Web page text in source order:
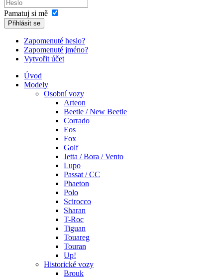
Pamatuj si mě
Přihlásit se
Zapomenuté heslo?
Zapomenuté jméno?
Vytvořit účet
Úvod
Modely
Osobní vozy
Arteon
Beetle / New Beetle
Corrado
Eos
Fox
Golf
Jetta / Bora / Vento
Lupo
Passat / CC
Phaeton
Polo
Scirocco
Sharan
T-Roc
Tiguan
Touareg
Touran
Up!
Historické vozy
Brouk